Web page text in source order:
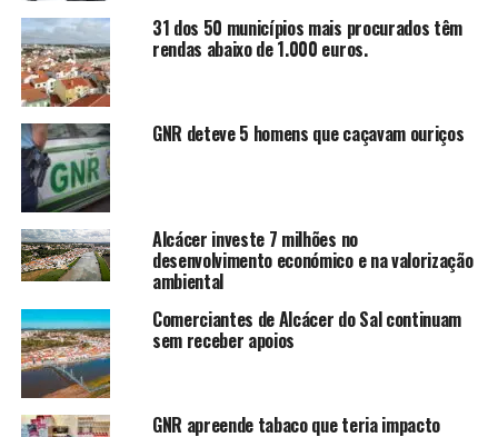
31 dos 50 municípios mais procurados têm
rendas abaixo de 1.000 euros.
GNR deteve 5 homens que caçavam ouriços
Alcácer investe 7 milhões no
desenvolvimento económico e na valorização
ambiental
Comerciantes de Alcácer do Sal continuam
sem receber apoios
GNR apreende tabaco que teria impacto